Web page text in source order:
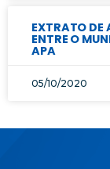
EXTRATO DE
ENTRE O
APA
05/10/2020